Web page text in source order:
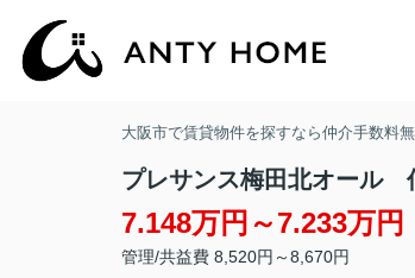
大阪市で賃貸物件を探すなら仲介手数料
プレサンス梅田北オール
7.148万円～7.233万円
管理/共益費 8,520円～8,670円